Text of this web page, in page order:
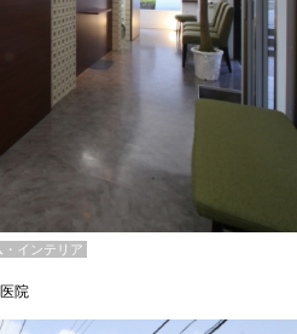
・インテリア
院